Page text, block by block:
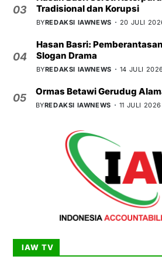
03
Tradisional dan Korupsi
BYREDAKSI IAWNEWS 20 JULI
04
Hasan Basri:
Slogan Drama
BYREDAKSI IAWNEWS 14 JULI
05
Ormas Betawi Gerudug
BYREDAKSI IAWNEWS 11 JULI 2026
IAW TV